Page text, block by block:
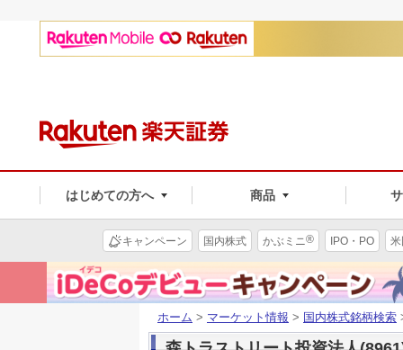
はじめての方へ 商品
キャンペーン 国内株式 かぶミニ® IPO・PO
ホーム > マーケット情報 > 国内株式銘柄検索